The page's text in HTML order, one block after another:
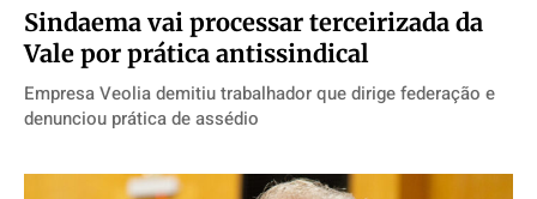
Sindaema vai processar terceirizada da
Vale por prática antissindical
Empresa Veolia demitiu trabalhador que dirige federação e
denunciou prática de assédio